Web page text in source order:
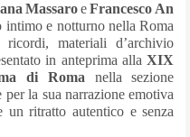
MassaroeFrancesco An
e notturno nella Roma
materiali d’archivio
in anteprima allaXIX
di Roma nella sezione
la sua narrazione emotiva
un ritratto autentico e senza